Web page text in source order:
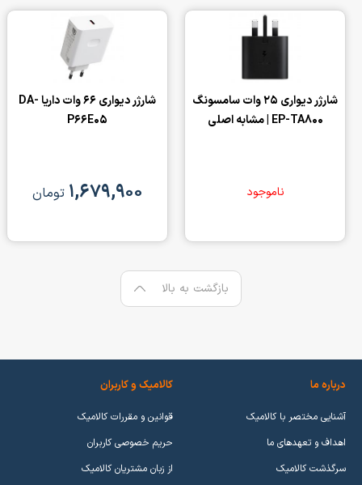
شارژر دیواری 25 وات سامسونگ
EP-TA800 | مشابه اصلی
ناموجود
شارژر دیواری 66 وات داریا DA-
P66E05
۱,۶۷۹,۹۰۰ تومان
بازگشت به بالا
درباره ما
آشنایی مختصر با کالامیک
اهداف و تعهدهای ما
سرگذشت کالامیک
کالامیک و کاربران
قوانین و مقررات کالامیک
حریم خصوصی کاربران
از زبان مشتریان کالامیک